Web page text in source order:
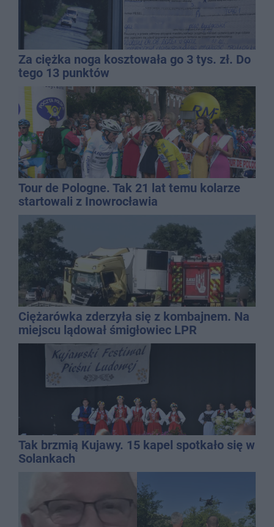
Za ciężka noga kosztowała go 3 tys. zł. Do
tego 13 punktów
Tour de Pologne. Tak 21 lat temu kolarze
startowali z Inowrocławia
Ciężarówka zderzyła się z kombajnem. Na
miejscu lądował śmigłowiec LPR
Tak brzmią Kujawy. 15 kapel spotkało się w
Solankach